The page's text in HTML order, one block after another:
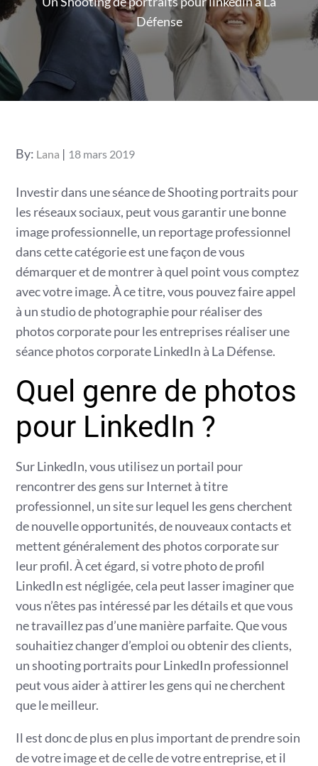
Défense
By: Lana
Posted
18 mars 2019
Investir dans une séance de Shooting portraits pour
les réseaux sociaux, peut vous garantir une bonne
image professionnelle, un reportage professionnel
dans cette catégorie est une façon de vous
démarquer et de montrer à quel point vous comptez
avec votre image. À ce titre, vous pouvez faire appel
à un studio de photographie pour réaliser des
photos corporate pour les entreprises réaliser une
séance photos corporate LinkedIn à La Défense.
Quel genre de photos
pour LinkedIn ?
Sur LinkedIn, vous utilisez un portail pour
rencontrer des gens sur Internet à titre
professionnel, un site sur lequel les gens cherchent
de nouvelle opportunités, de nouveaux contacts et
mettent généralement des photos corporate sur
leur profil. À cet égard, si votre photo de profil
LinkedIn est négligée, cela peut lasser imaginer que
vous n’êtes pas intéressé par les détails et que vous
ne travaillez pas d’une manière parfaite. Que vous
souhaitiez changer d’emploi ou obtenir des clients,
un shooting portraits pour LinkedIn professionnel
peut vous aider à attirer les gens qui ne cherchent
que le meilleur.
Il est donc de plus en plus important de prendre soin
de votre image et de celle de votre entreprise, et il